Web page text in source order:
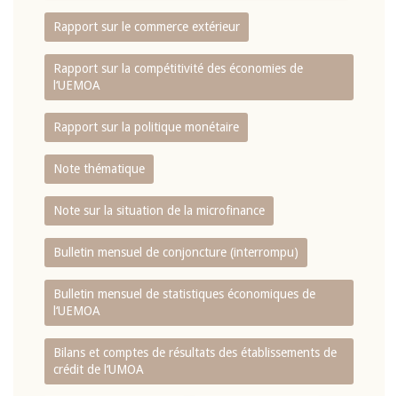
Rapport sur le commerce extérieur
Rapport sur la compétitivité des économies de
l‘UEMOA
Rapport sur la politique monétaire
Note thématique
Note sur la situation de la microfinance
Bulletin mensuel de conjoncture (interrompu)
Bulletin mensuel de statistiques économiques de
l‘UEMOA
Bilans et comptes de résultats des établissements de
crédit de l‘UMOA